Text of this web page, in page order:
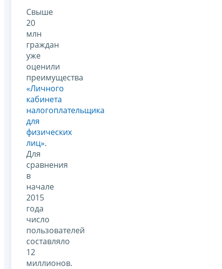
Свыше
20
млн
граждан
уже
оценили
преимущества
«Личного
кабинета
налогоплательщика
для
физических
лиц».
Для
сравнения
в
начале
2015
года
число
пользователей
составляло
12
миллионов.